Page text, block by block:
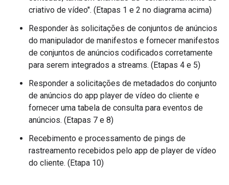
criativo de vídeo". (Etapas 1 e 2 no diagrama acima)
Responder às solicitações de conjuntos de anúncios
do manipulador de manifestos e fornecer manifestos
de conjuntos de anúncios codificados corretamente
para serem integrados a streams. (Etapas 4 e 5)
Responder a solicitações de metadados do conjunto
de anúncios do app player de vídeo do cliente e
fornecer uma tabela de consulta para eventos de
anúncios. (Etapas 7 e 8)
Recebimento e processamento de pings de
rastreamento recebidos pelo app de player de vídeo
do cliente. (Etapa 10)